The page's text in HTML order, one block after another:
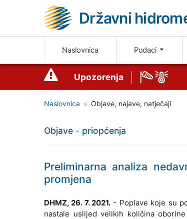
Državni
Naslovnica Podaci
Upozorenja
Naslovnica Objave, najave, natječaji
Objave - priopćenja
Preliminarna analiza
promjena
DHMZ, 26. 7. 2021. - Poplave koje su
nastale uslijed velikih količina